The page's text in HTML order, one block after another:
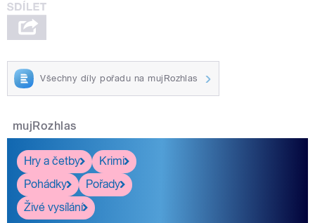
Všechny díly pořadu na mujRozhlas
mujRozhlas
Hry a četby
Krimi
Pohádky
Pořady
Živé vysílání